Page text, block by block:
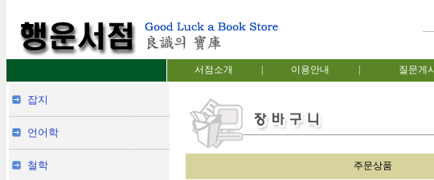
서점소개 이용안내 질문게
잡지
언어학
철학 주문상품